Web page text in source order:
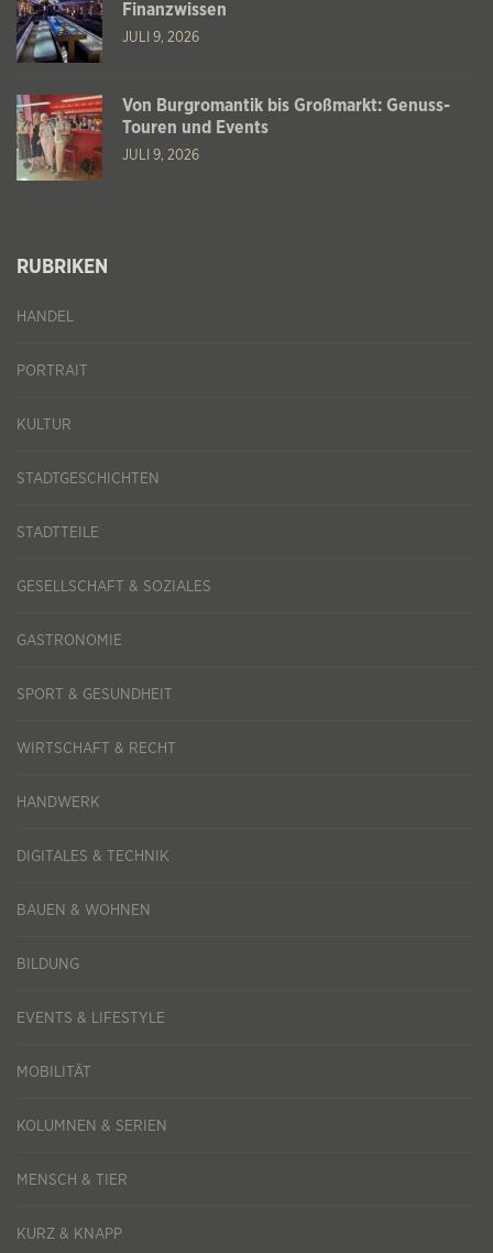
Finanzwissen
JULI 9, 2026
Von Burgromantik bis Großmarkt: Genuss-
Touren und Events
JULI 9, 2026
RUBRIKEN
HANDEL
PORTRAIT
KULTUR
STADTGESCHICHTEN
STADTTEILE
GESELLSCHAFT & SOZIALES
GASTRONOMIE
SPORT & GESUNDHEIT
WIRTSCHAFT & RECHT
HANDWERK
DIGITALES & TECHNIK
BAUEN & WOHNEN
BILDUNG
EVENTS & LIFESTYLE
MOBILITÄT
KOLUMNEN & SERIEN
MENSCH & TIER
KURZ & KNAPP